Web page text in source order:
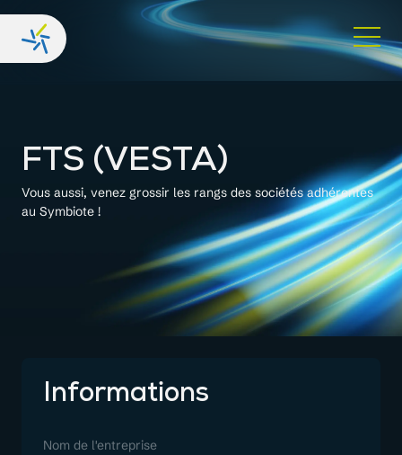
FTS (VESTA)
Vous aussi, venez grossir les rangs des sociétés adhérentes
au Symbiote !
Informations
Nom de l'entreprise